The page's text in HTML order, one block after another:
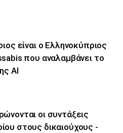
είναι ο Ελληνοκύπριος
που αναλαμβάνει το
ΑΙ
οι συντάξεις
στους δικαιούχους -